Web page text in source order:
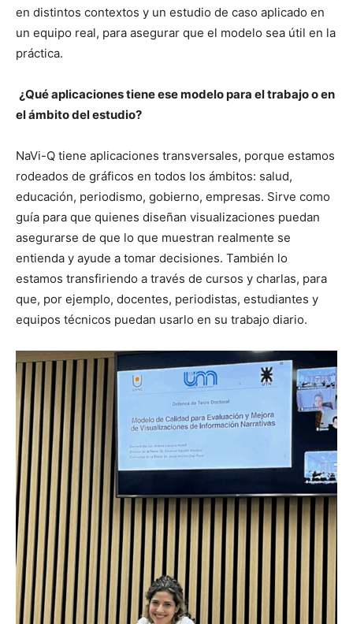
en distintos contextos y un estudio de caso aplicado en
un equipo real, para asegurar que el modelo sea útil en la
práctica.
¿Qué aplicaciones tiene ese modelo para el trabajo o en
el ámbito del estudio?
NaVi-Q tiene aplicaciones transversales, porque estamos
rodeados de gráficos en todos los ámbitos: salud,
educación, periodismo, gobierno, empresas. Sirve como
guía para que quienes diseñan visualizaciones puedan
asegurarse de que lo que muestran realmente se
entienda y ayude a tomar decisiones. También lo
estamos transfiriendo a través de cursos y charlas, para
que, por ejemplo, docentes, periodistas, estudiantes y
equipos técnicos puedan usarlo en su trabajo diario.